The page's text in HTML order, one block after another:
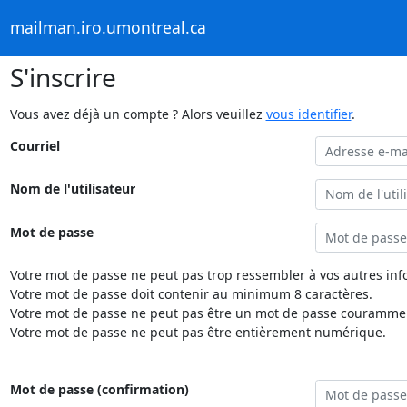
mailman.iro.umontreal.ca
S'inscrire
Vous avez déjà un compte ? Alors veuillez vous identifier.
Courriel
Nom de l'utilisateur
Mot de passe
Votre mot de passe ne peut pas trop ressembler à vos autres
Votre mot de passe doit contenir au minimum 8 caractères.
Votre mot de passe ne peut pas être un mot de passe
Votre mot de passe ne peut pas être entièrement numérique.
Mot de passe (confirmation)